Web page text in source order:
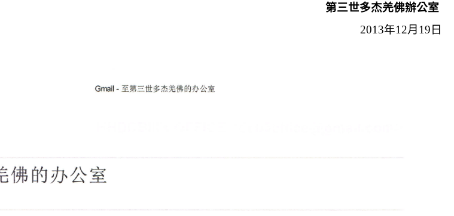
第三世多杰羌佛辦公室
2013年12月 19日